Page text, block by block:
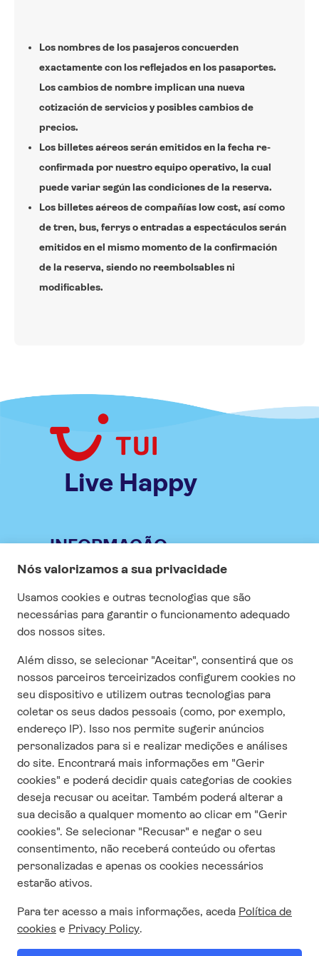
Los nombres de los pasajeros concuerden
exactamente con los reflejados en los pasaportes.
Los cambios de nombre implican una nueva
cotización de servicios y posibles cambios de
precios.
Los billetes aéreos serán emitidos en la fecha re-
confirmada por nuestro equipo operativo, la cual
puede variar según las condiciones de la reserva.
Los billetes aéreos de compañías low cost, así como
de tren, bus, ferrys o entradas a espectáculos serán
emitidos en el mismo momento de la confirmación
de la reserva, siendo no reembolsables ni
modificables.
Live Happy
INFORMAÇÃO
Vistos
Seguro
Contrato e condições gerais
CONTACTO
Quem somos
Contacta-nos
Responsabilidade Social Corporativa
Condições e termos de uso
Trabalha conosco
SIGUE-NOS NAS REDES
SOCIAIS